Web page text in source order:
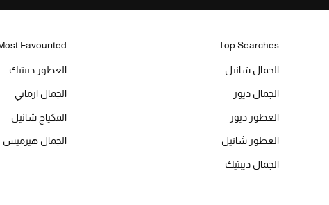
Top Searches
الجمال شانيل
الجمال ديور
العطور ديور
العطور شانيل
الجمال ديبتيك
Favourited
العطور ديبتيك
الجمال ارماني
المكياج شانيل
الجمال هيرميس